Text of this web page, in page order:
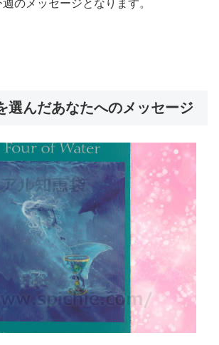
のメッセージとなります。
選んだあなたへのメッセージ